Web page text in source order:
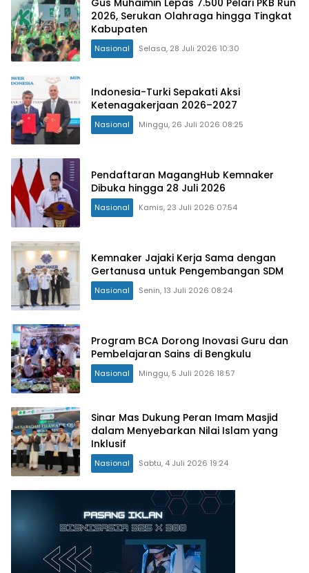
2026, Serukan Olahraga hingga Tingkat
Kabupaten
Nasional Selasa, 28 Juli 2026 10:30
Indonesia-Turki Sepakati Aksi
Ketenagakerjaan 2026–2027
Nasional Minggu, 26 Juli 2026 08:25
Pendaftaran MagangHub Kemnaker
Dibuka hingga 28 Juli 2026
Nasional Kamis, 23 Juli 2026 07:54
Kemnaker Jajaki Kerja Sama dengan
Gertanusa untuk Pengembangan SDM
Nasional Senin, 13 Juli 2026 08:24
Program BCA Dorong Inovasi Guru dan
Pembelajaran Sains di Bengkulu
Nasional Minggu, 5 Juli 2026 18:57
Sinar Mas Dukung Peran Imam Masjid
dalam Menyebarkan Nilai Islam yang
Inklusif
Nasional Sabtu, 4 Juli 2026 19:24